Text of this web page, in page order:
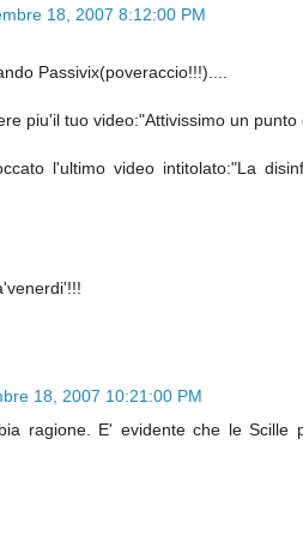
18, 2007 8:12:00 PM
Passivix(poveraccio!!!)....
piu'il tuo video:"Attivissimo un
l'ultimo video intitolato:"La
18, 2007 10:21:00 PM
ragione. E' evidente che le